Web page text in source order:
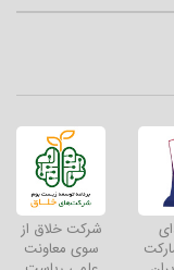
شرکت خلاق از
سوی معاونت